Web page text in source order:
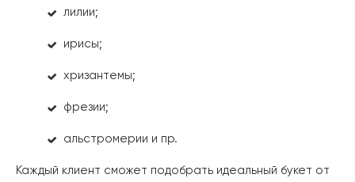
лилии;
ирисы;
хризантемы;
фрезии;
альстромерии и пр.
Каждый клиент сможет подобрать идеальный букет от